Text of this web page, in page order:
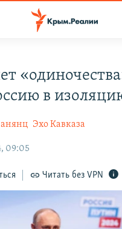
ОБЪЕКТОВ КРЫМА
КРЫМА. 11 ИСТОРИЙ
КРЫМ.РЕАЛИИ
БЛОКИРОВКУ
в
Эхо Кавказа
09:05
Читать без VPN